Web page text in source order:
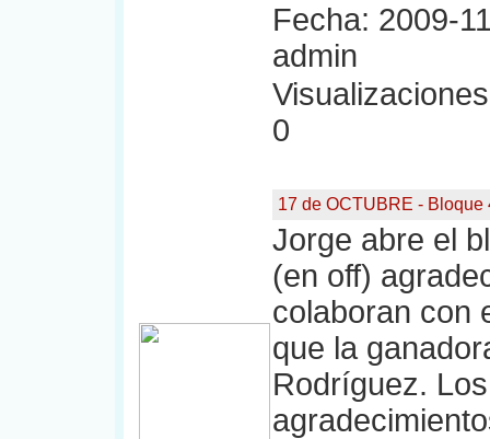
Fecha: 2009-
admin
0
17 de OCTUBRE - Bloque
Jorge abre el
(en off)
colaboran con
que la
Rodríguez.